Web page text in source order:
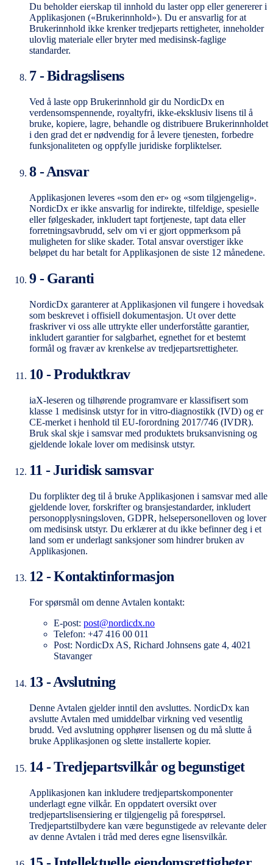
Du beholder eierskap til innhold du laster opp eller genererer i
Applikasjonen («Brukerinnhold»). Du er ansvarlig for at
Brukerinnhold ikke krenker tredjeparts rettigheter, inneholder
ulovlig materiale eller bryter med medisinsk-faglige
standarder.
7 - Bidragslisens
Ved å laste opp Brukerinnhold gir du NordicDx en
verdensomspennende, royaltyfri, ikke-eksklusiv lisens til å
bruke, kopiere, lagre, behandle og distribuere Brukerinnholdet
i den grad det er nødvendig for å levere tjenesten, forbedre
funksjonaliteten og oppfylle juridiske forpliktelser.
8 - Ansvar
Applikasjonen leveres «som den er» og «som tilgjengelig».
NordicDx er ikke ansvarlig for indirekte, tilfeldige, spesielle
eller følgeskader, inkludert tapt fortjeneste, tapt data eller
forretningsavbrudd, selv om vi er gjort oppmerksom på
muligheten for slike skader. Total ansvar overstiger ikke
beløpet du har betalt for Applikasjonen de siste 12 månedene.
9 - Garanti
NordicDx garanterer at Applikasjonen vil fungere i hovedsak
som beskrevet i offisiell dokumentasjon. Ut over dette
fraskriver vi oss alle uttrykte eller underforståtte garantier,
inkludert garantier for salgbarhet, egnethet for et bestemt
formål og fravær av krenkelse av tredjepartsrettigheter.
10 - Produktkrav
iaX-leseren og tilhørende programvare er klassifisert som
klasse 1 medisinsk utstyr for in vitro-diagnostikk (IVD) og er
CE-merket i henhold til EU-forordning 2017/746 (IVDR).
Bruk skal skje i samsvar med produktets bruksanvisning og
gjeldende lokale lover om medisinsk utstyr.
11 - Juridisk samsvar
Du forplikter deg til å bruke Applikasjonen i samsvar med alle
gjeldende lover, forskrifter og bransjestandarder, inkludert
personopplysningsloven, GDPR, helsepersonelloven og lover
om medisinsk utstyr. Du erklærer at du ikke befinner deg i et
land som er underlagt sanksjoner som hindrer bruken av
Applikasjonen.
12 - Kontaktinformasjon
For spørsmål om denne Avtalen kontakt:
E-post: post@nordicdx.no
Telefon: +47 416 00 011
Post: NordicDx AS, Richard Johnsens gate 4, 4021
Stavanger
13 - Avslutning
Denne Avtalen gjelder inntil den avsluttes. NordicDx kan
avslutte Avtalen med umiddelbar virkning ved vesentlig
brudd. Ved avslutning opphører lisensen og du må slutte å
bruke Applikasjonen og slette installerte kopier.
14 - Tredjepartsvilkår og begunstiget
Applikasjonen kan inkludere tredjepartskomponenter
underlagt egne vilkår. En oppdatert oversikt over
tredjepartslisensiering er tilgjengelig på forespørsel.
Tredjepartstilbydere kan være begunstigede av relevante deler
av denne Avtalen i tråd med deres egne lisensvilkår.